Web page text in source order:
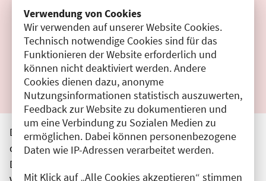
Verwendung von Cookies
Wir verwenden auf unserer Website Cookies.
Technisch notwendige Cookies sind für das
Funktionieren der Website erforderlich und
können nicht deaktiviert werden. Andere
Cookies dienen dazu, anonyme
Nutzungsinformationen statistisch auszuwerten,
Feedback zur Website zu dokumentieren und
um eine Verbindung zu Sozialen Medien zu
ermöglichen. Dabei können personenbezogene
Daten wie IP-Adressen verarbeitet werden.
Mit Klick auf „Alle Cookies akzeptieren“ stimmen
Filter zurücksetzen
Ergebnisse drucken
Die hier aufgeführten Veranstaltungen entsprechen
den unmittelbar vom Veranstalter getätigten Angaben.
Die Ärztekammer Berlin übernimmt keine